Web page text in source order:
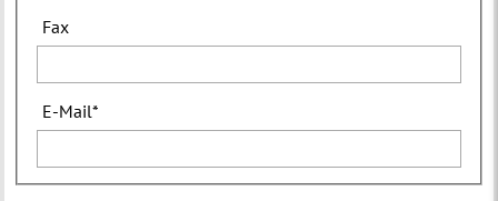
Fax
E-Mail*